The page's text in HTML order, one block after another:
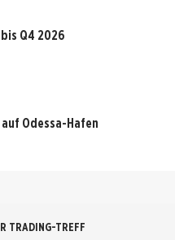
Q4 2026
Odessa-Hafen
TRADING-TREFF